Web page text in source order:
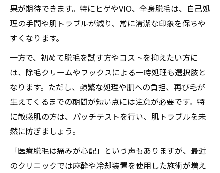
果が期待できます。特にヒゲやVIO、全身脱毛は、自己処
理の手間や肌トラブルが減り、常に清潔な印象を保ちや
すくなります。
一方で、初めて脱毛を試す方やコストを抑えたい方に
は、除毛クリームやワックスによる一時処理も選択肢と
なります。ただし、頻繁な処理や肌への負担、再び毛が
生えてくるまでの期間が短い点には注意が必要です。特
に敏感肌の方は、パッチテストを行い、肌トラブルを未
然に防ぎましょう。
「医療脱毛は痛みが心配」という声もありますが、最近
のクリニックでは麻酔や冷却装置を使用した施術が増え